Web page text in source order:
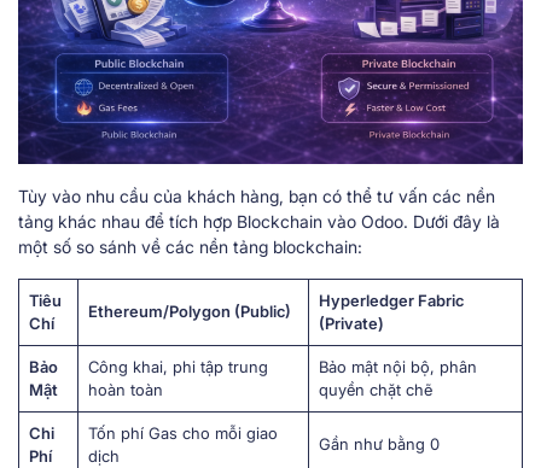
Tùy vào nhu cầu của khách hàng, bạn có thể tư vấn các nền
tảng khác nhau để tích hợp Blockchain vào Odoo. Dưới đây là
một số so sánh về các nền tảng blockchain:
Tiêu
Chí
Ethereum/Polygon (Public)
Hyperledger Fabric
(Private)
Bảo
Mật
Công khai, phi tập trung
hoàn toàn
Bảo mật nội bộ, phân
quyền chặt chẽ
Chi
Phí
Tốn phí Gas cho mỗi giao
dịch
Gần như bằng 0